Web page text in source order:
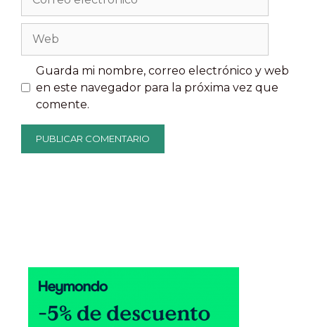
electrónico
Guarda mi nombre, correo electrónico y web
en este navegador para la próxima vez que
comente.